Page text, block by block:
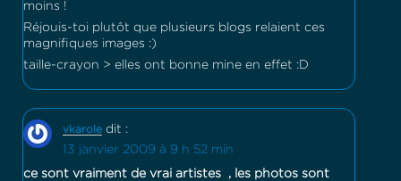
moins !
Réjouis-toi plutôt que plusieurs blogs relaient ces
magnifiques images :)
taille-crayon > elles ont bonne mine en effet :D
vkarole dit :
13 janvier 2009 à 9 h 52 min
ce sont vraiment de vrai artistes , les photos sont